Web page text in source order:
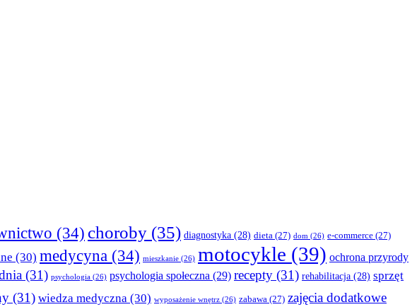
(34) choroby (35) diagnostyka (28) dieta (27) dom (26) e-commerce (27)
(30) medycyna (34) mieszkanie (26) motocykle (39) ochrona przyrody
(31) psychologia (26) psychologia społeczna (29) recepty (31) rehabilitacja (28) sprzęt
(31) wiedza medyczna (30) wyposażenie wnętrz (26) zabawa (27) zajęcia dodatkowe